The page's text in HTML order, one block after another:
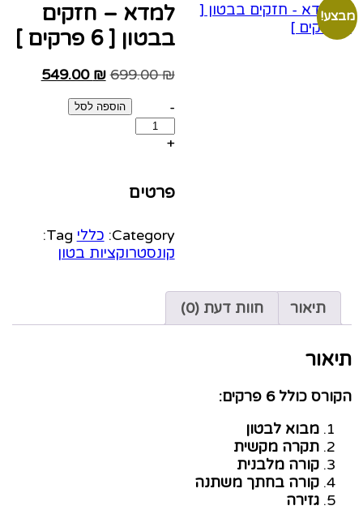
למדא – חזקים
בבטון [ 6 פרקים ]
699.00
549.00₪
הוספה לסל
פרטים
Category: כללי Tag:
קונסטרוקציות בטון
תיאור חוות דעת (0)
כולל 6 פרקים:
מבוא לבטון
תקרה מקשית
קורה מלבנית
קורה בחתך משתנה
גזירה